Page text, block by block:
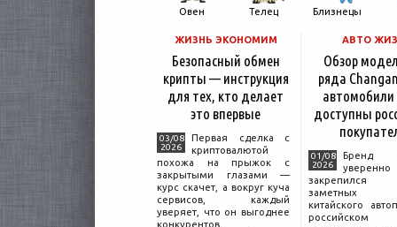
Овен Телец Близнецы
ЖИЗНЬ ЭКОНОМИМ
Безопасный обмен
крипты — инструкция
для тех, кто делает
это впервые
03/08
2026
Первая сделка с
криптовалютой
похожа на прыжок с
закрытыми глазами —
курс скачет, а вокруг куча
сервисов, каждый
уверяет, что он выгоднее
конкурентов.
АВТО
Обзор
ряда
автомобили
доступны
01/08
2026
Бренд
уверенно
закрепился
заметных
китайского
российском